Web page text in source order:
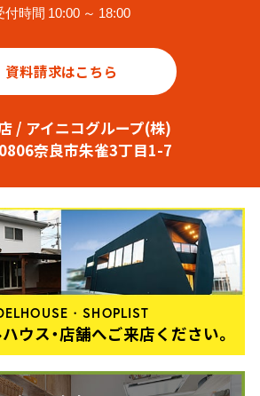
付時間 10:00 ～ 18:00
資料請求はこちら
/ アイニコグループ(株)
奈良市朱雀3丁目1-7
・SHOPLIST
ウス・店舗へご来店ください。